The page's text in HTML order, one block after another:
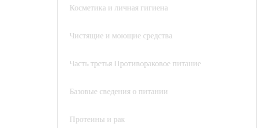
Косметика и личная гигиена
Чистящие и моющие средства
Часть третья Противораковое питание
Базовые сведения о питании
Протеины и рак